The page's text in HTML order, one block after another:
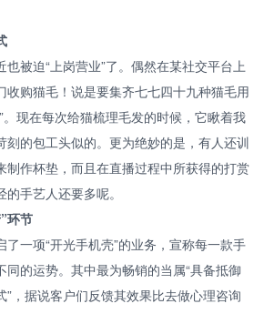
被迫“上岗营业”了。偶然在某社交平台上
收购猫毛！说是要集齐七七四十九种猫毛用
。现在每次给猫梳理毛发的时候，它瞅着我
刻的包工头似的。更为绝妙的是，有人还训
制作杯垫，而且在直播过程中所获得的打赏
手艺人还要多呢。
环节
了一项“开光手机壳”的业务，宣称每一款手
的运势。其中最为畅销的当属“具备抵御
”，据说客户们反馈其效果比去做心理咨询